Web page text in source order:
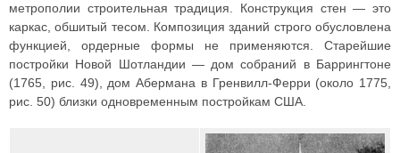
метрополии строительная традиция. Конструкция стен — это
каркас, обшитый тесом. Композиция зданий строго обусловлена
функцией, ордерные формы не применяются. Старейшие
постройки Новой Шотландии — дом собраний в Баррингтоне
(1765, рис. 49), дом Абермана в Гренвилл-Ферри (около 1775,
рис. 50) близки одновременным постройкам США.